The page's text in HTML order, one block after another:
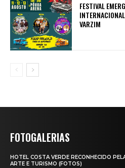
FESTIVAL
VARZIM
FOTOGALERIAS
HOTEL COSTA VERDE RECONHECIDO
ARTE E TURISMO (FOTOS)